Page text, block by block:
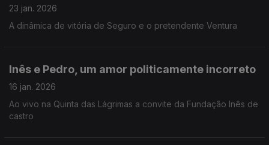
23 jan. 2026
A dinâmica de vitória de Seguro e o pretendente Ventura
Inês e Pedro, um amor politicamente incorreto
16 jan. 2026
Ao vivo na Quinta das Lágrimas a convite da Fundação Inês de
castro